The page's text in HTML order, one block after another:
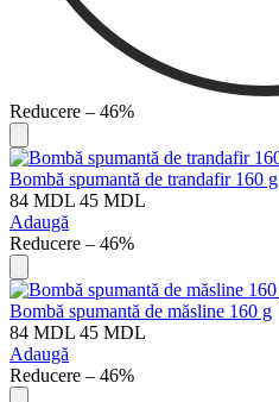
Reducere – 46%
Bombă spumantă de trandafir 160 g
84 MDL 45 MDL
Adaugă
Reducere – 46%
Bombă spumantă de măsline 160 g
84 MDL 45 MDL
Adaugă
Reducere – 46%